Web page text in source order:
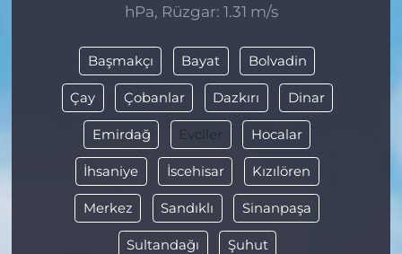
hPa, Rüzgar: 1.31 m/s
Başmakçı Bayat Bolvadin
Çay Çobanlar Dazkırı Dinar
Emirdağ Evciler Hocalar
İhsaniye İscehisar Kızılören
Merkez Sandıklı Sinanpaşa
Sultandağı Şuhut